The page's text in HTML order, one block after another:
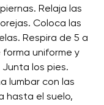
Relaja las
Coloca las
Respira de 5 a
forma uniforme y
los pies.
lumbar con las
hasta el suelo,